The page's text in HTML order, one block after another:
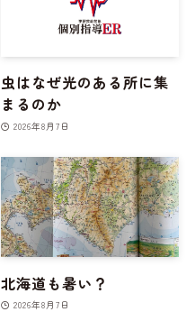
虫はなぜ光のある所に集
まるのか
2026年8月7日
北海道も暑い？
2026年8月7日